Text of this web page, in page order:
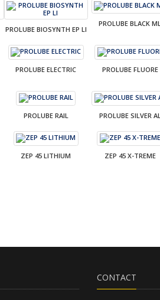
PROLUBE BIOSYNTH EP LI
PROLUBE BLACK ML
PROLUBE ELECTRIC PROLUBE FLUORE
PROLUBE RAIL PROLUBE SILVER AL
ZEP 45 LITHIUM ZEP 45 X-TREME
CONTACT